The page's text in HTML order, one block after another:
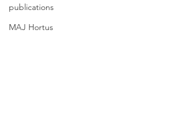
publications
MAJ Hortus